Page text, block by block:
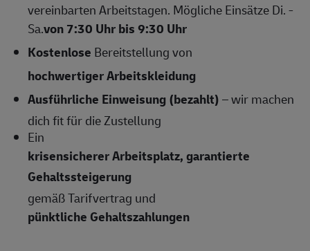
vereinbarten Arbeitstagen. Mögliche Einsätze Di. -
Sa.von 7:30 Uhr bis 9:30 Uhr
Kostenlose Bereitstellung von
hochwertiger Arbeitskleidung
Ausführliche Einweisung (bezahlt)– wir machen
dich fit für die Zustellung
Ein
krisensicherer Arbeitsplatz, garantierte
Gehaltssteigerung
gemäß Tarifvertrag und
pünktliche Gehaltszahlungen